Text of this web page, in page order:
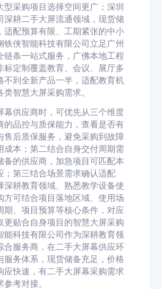
采购项目选择空间更广；深圳
深耕二手大屏流通领域，现货储
适配预算有限、工期紧张的中小
铁侠智能科技有限公司立足广州
链条一站式服务，广佛本地工程
标定制覆盖教育、会议、展厅多
不到全新产品一半，适配教育机
智慧大屏采购需求。
幕供应商时，可优先从三个维度
的品控与质保能力，查看是否有
售后质保服务，避免采购到故障
成本；第二结合自身交付周期需
备的供应商，加急项目可匹配本
；第三结合场景需求确认适配
深耕教育领域、熟悉教学设备使
方可结合项目落地区域、使用场
期、项目预算等核心条件，对应
更贴合自身项目的智慧大屏采购
能科技有限公司作为深耕教育领
合服务商，在二手大屏幕供应环
服务体系，现货储备充足，价格
应快速，有二手大屏幕采购需求
考对接。